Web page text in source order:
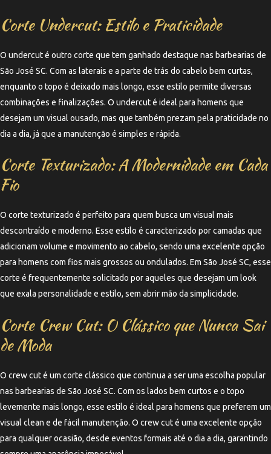
Corte Undercut: Estilo e Praticidade
O undercut é outro corte que tem ganhado destaque nas barbearias de
São José SC. Com as laterais e a parte de trás do cabelo bem curtas,
enquanto o topo é deixado mais longo, esse estilo permite diversas
combinações e finalizações. O undercut é ideal para homens que
desejam um visual ousado, mas que também prezam pela praticidade no
dia a dia, já que a manutenção é simples e rápida.
Corte Texturizado: A Modernidade em Cada
Fio
O corte texturizado é perfeito para quem busca um visual mais
descontraído e moderno. Esse estilo é caracterizado por camadas que
adicionam volume e movimento ao cabelo, sendo uma excelente opção
para homens com fios mais grossos ou ondulados. Em São José SC, esse
corte é frequentemente solicitado por aqueles que desejam um look
que exala personalidade e estilo, sem abrir mão da simplicidade.
Corte Crew Cut: O Clássico que Nunca Sai
de Moda
O crew cut é um corte clássico que continua a ser uma escolha popular
nas barbearias de São José SC. Com os lados bem curtos e o topo
levemente mais longo, esse estilo é ideal para homens que preferem um
visual clean e de fácil manutenção. O crew cut é uma excelente opção
para qualquer ocasião, desde eventos formais até o dia a dia, garantindo